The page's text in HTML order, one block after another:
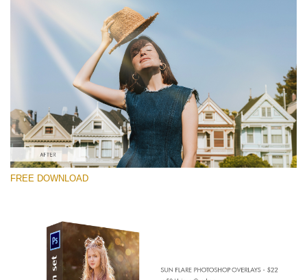
Выберите Вариант
Free PNG Overlay #5
Small 800*533px
Sun Flares
(50 Overlays)
Large 6000*4000px
Large 6000*4000px
Entire Collection
FREE DOWNLOAD